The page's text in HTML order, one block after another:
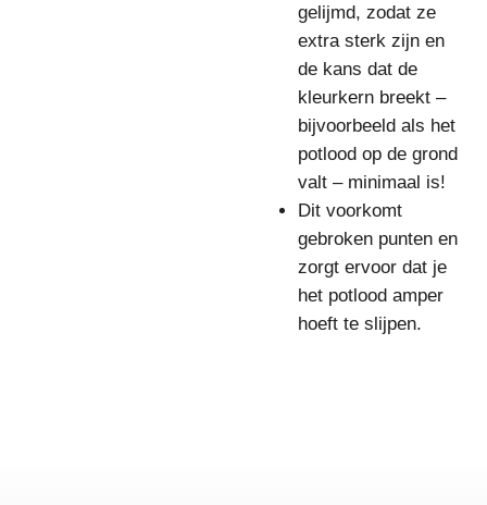
gelijmd, zodat ze
extra sterk zijn en
de kans dat de
kleurkern breekt –
bijvoorbeeld als het
potlood op de grond
valt – minimaal is!
Dit voorkomt
gebroken punten en
zorgt ervoor dat je
het potlood amper
hoeft te slijpen.